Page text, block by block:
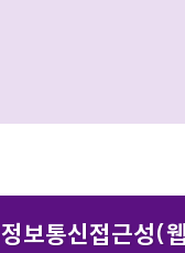
정보통신접근성(